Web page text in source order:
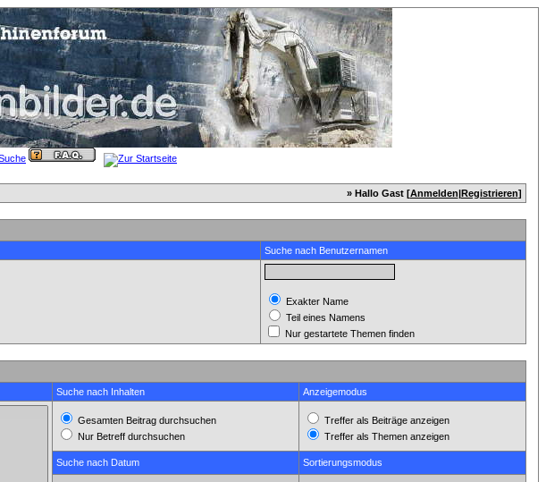
» Hallo Gast [Anmelden|Registrieren]
Suche nach Benutzernamen
Exakter Name
Teil eines Namens
Nur gestartete Themen finden
Suche nach Inhalten Anzeigemodus
Gesamten Beitrag durchsuchen
Nur Betreff durchsuchen
Treffer als Beiträge anzeigen
Treffer als Themen anzeigen
Suche nach Datum Sortierungsmodus